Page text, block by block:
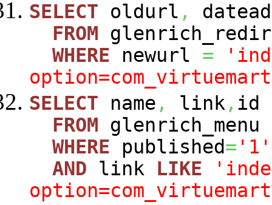
SELECT oldurl ,
FROM
WHERE newurl =
SELECT name , link, id
FROM glenrich_menu
WHERE published= '1'
AND link LIKE